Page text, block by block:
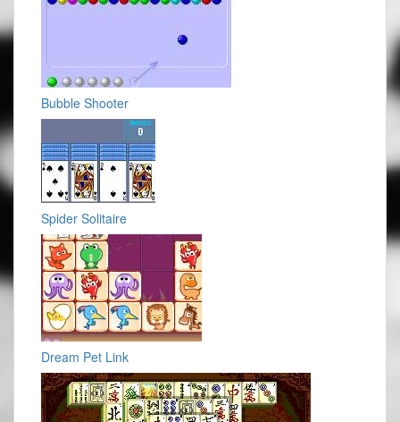
Bubble Shooter
Spider Solitaire
Dream Pet Link